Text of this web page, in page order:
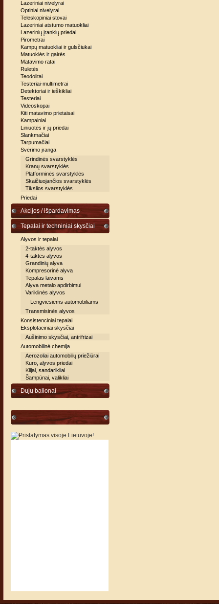
Lazeriniai nivelyrai
Optiniai nivelyrai
Teleskopiniai stovai
Lazeriniai atstumo matuokliai
Lazerinių įrankių priedai
Pirometrai
Kampų matuokliai ir gulsčiukai
Matuoklės ir gairės
Matavimo ratai
Ruletės
Teodolitai
Testeriai-multimetrai
Detektoriai ir ieškikliai
Testeriai
Videoskopai
Kiti matavimo prietaisai
Kampainiai
Liniuotės ir jų priedai
Slankmačiai
Tarpumačiai
Svėrimo įranga
Grindinės svarstyklės
Kranų svarstyklės
Platforminės svarstyklės
Skaičiuojančios svarstyklės
Tikslios svarstyklės
Priedai
Akcijos / išpardavimas
Tepalai ir techniniai skysčiai
Alyvos ir tepalai
2-taktės alyvos
4-taktės alyvos
Grandinių alyva
Kompresorinė alyva
Tepalas laivams
Alyva metalo apdirbimui
Variklinės alyvos
Lengviesiems automobiliams
Transmisinės alyvos
Konsistenciniai tepalai
Eksplotaciniai skysčiai
Aušinimo skysčiai, antrifrizai
Automobilinė chemija
Aerozoliai automobilių priežiūrai
Kuro, alyvos priedai
Klijai, sandarikliai
Šampūnai, valikliai
Dujų balionai